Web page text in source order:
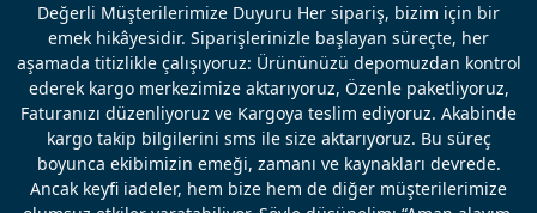
Değerli Müşterilerimize Duyuru Her sipariş, bizim için bir
emek hikâyesidir. Siparişlerinizle başlayan süreçte, her
aşamada titizlikle çalışıyoruz: Ürününüzü depomuzdan kontrol
ederek kargo merkezimize aktarıyoruz, Özenle paketliyoruz,
Faturanızı düzenliyoruz ve Kargoya teslim ediyoruz. Akabinde
kargo takip bilgilerini sms ile size aktarıyoruz. Bu süreç
boyunca ekibimizin emeği, zamanı ve kaynakları devrede.
Ancak keyfi iadeler, hem bize hem de diğer müşterilerimize